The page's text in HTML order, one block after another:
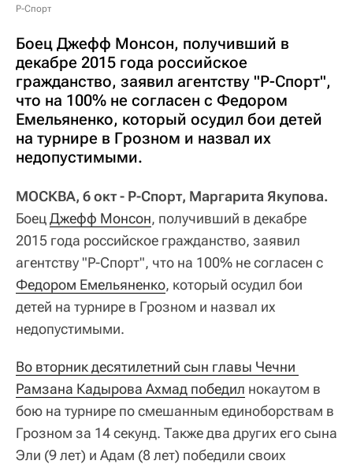
Р-Спорт
Боец Джефф Монсон, получивший в
декабре 2015 года российское
гражданство, заявил агентству "Р-Спорт",
что на 100% не согласен с Федором
Емельяненко, который осудил бои детей
на турнире в Грозном и назвал их
недопустимыми.
МОСКВА, 6 окт - Р-Спорт, Маргарита Якупова.
БоецДжефф Монсон, получивший в декабре
2015 года российское гражданство, заявил
агентству "Р-Спорт", что на 100% не согласен с
Федором Емельяненко, который осудил бои
детей на турнире в Грозном и назвал их
недопустимыми.
Во вторник десятилетний сын главы Чечни
Рамзана Кадырова Ахмад победил нокаутом в
бою на турнире по смешанным единоборствам в
Грозном за 14 секунд. Также два других его сына
Эли (9 лет) и Адам (8 лет) победили своих